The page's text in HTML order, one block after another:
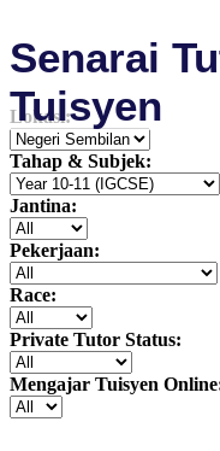
Senarai
Tuisyen
Lokasi:
Tahap & Subjek:
Jantina:
Pekerjaan:
Race:
Private Tutor Status:
Mengajar Tuisyen